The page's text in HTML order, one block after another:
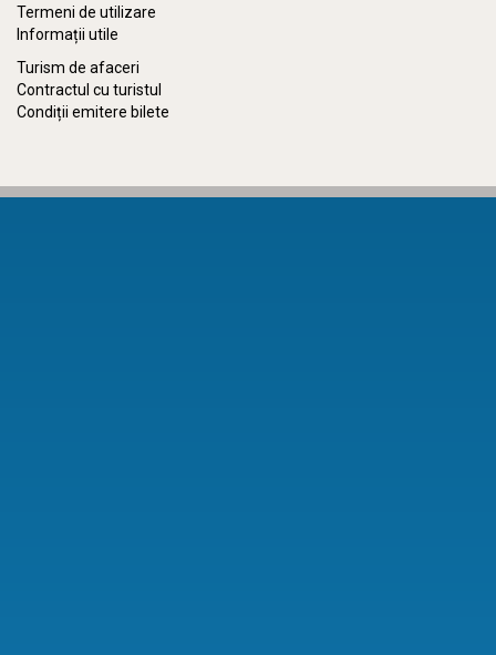
Termeni de utilizare
Informații utile
Turism de afaceri
Contractul cu turistul
Condiții emitere bilete